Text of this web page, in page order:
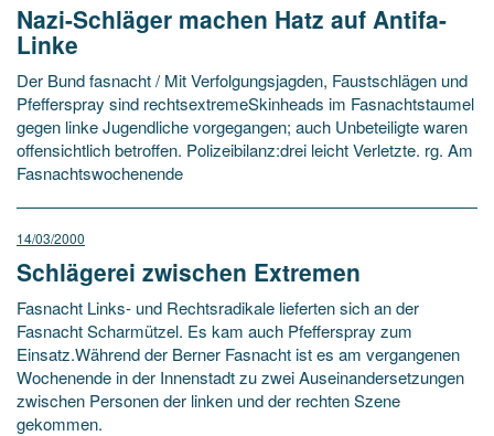
Nazi-Schläger machen Hatz auf Antifa-
Linke
Der Bund fasnacht / Mit Verfolgungsjagden, Faustschlägen und
Pfefferspray sind rechtsextremeSkinheads im Fasnachtstaumel
gegen linke Jugendliche vorgegangen; auch Unbeteiligte waren
offensichtlich betroffen. Polizeibilanz:drei leicht Verletzte. rg. Am
Fasnachtswochenende
14/03/2000
Schlägerei zwischen Extremen
Fasnacht Links- und Rechtsradikale lieferten sich an der
Fasnacht Scharmützel. Es kam auch Pfefferspray zum
Einsatz.Während der Berner Fasnacht ist es am vergangenen
Wochenende in der Innenstadt zu zwei Auseinandersetzungen
zwischen Personen der linken und der rechten Szene
gekommen.